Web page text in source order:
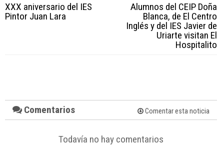
XXX aniversario del IES
Pintor Juan Lara
Alumnos del CEIP Doña
Blanca, de El Centro
Inglés y del IES Javier de
Uriarte visitan El
Hospitalito
Comentarios Comentar esta noticia
Todavía no hay comentarios